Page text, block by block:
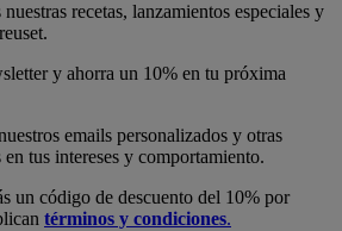
recetas, lanzamientos especiales y
y ahorra un 10% en tu próxima
emails personalizados y otras
tus intereses y comportamiento.
un código de descuento del 10% por
términos y condiciones.